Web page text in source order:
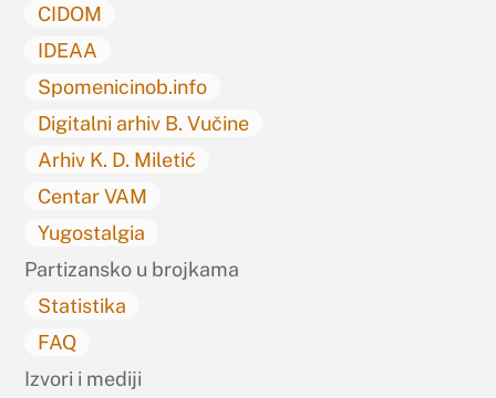
CIDOM
IDEAA
Spomenicinob.info
Digitalni arhiv B. Vučine
Arhiv K. D. Miletić
Centar VAM
Yugostalgia
Partizansko u brojkama
Statistika
FAQ
Izvori i mediji